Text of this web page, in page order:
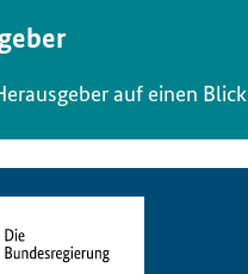
auf einen Blick